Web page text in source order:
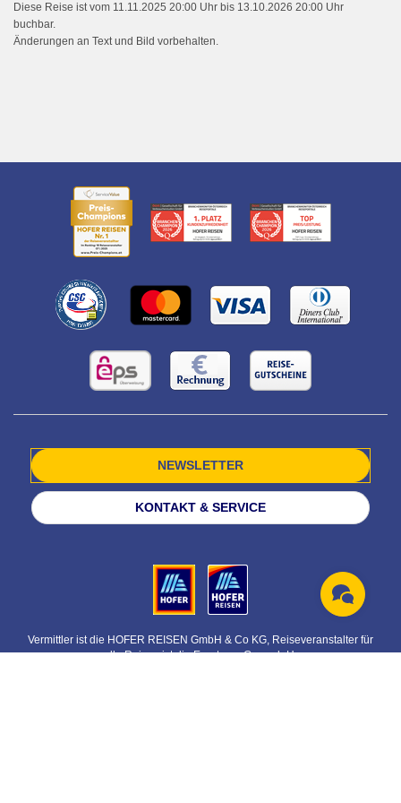
Diese Reise ist vom 11.11.2025 20:00 Uhr bis 13.10.2026 20:00 Uhr
buchbar.
Änderungen an Text und Bild vorbehalten.
NEWSLETTER
KONTAKT & SERVICE
Vermittler ist die HOFER REISEN GmbH & Co KG, Reiseveranstalter für
alle Reisen ist die Eurotours Ges.m.b.H.